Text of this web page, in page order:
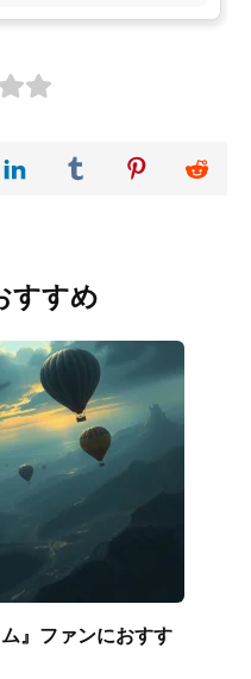
すすめ
』ファンにおすす